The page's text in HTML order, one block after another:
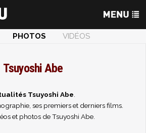
PHOTOS
VIDÉOS
Tsuyoshi Abe
Tsuyoshi Abe
ses premiers et derniers films.
et photos de Tsuyoshi Abe.